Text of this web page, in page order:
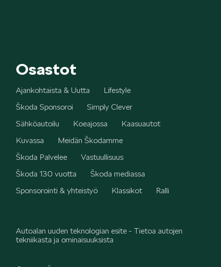
Osastot
Ajankohtaista & Uutta
Lifestyle
Škoda Sponsoroi
Simply Clever
Sähköautoilu
Koeajossa
Kaasuautot
Kuvassa
Meidän Škodamme
Škoda Palvelee
Vastuullisuus
Škoda 130 vuotta
Škoda mediassa
Sponsorointi & yhteistyö
Klassikot Ralli
Autoalan uuden teknologian esite - Tietoa autojen
tekniikasta ja ominaisuuksista